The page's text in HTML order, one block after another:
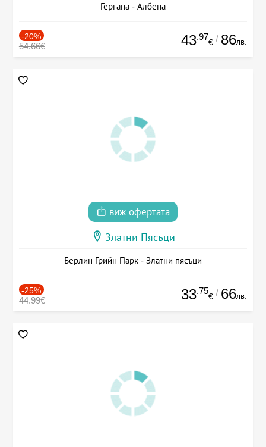
Гергана - Албена
-20%
54.66€ 43.97
€ / 86лв.
виж офертата
Златни Пясъци
Берлин Грийн Парк - Златни пясъци
-25%
44.99€ 33.75
€ / 66лв.